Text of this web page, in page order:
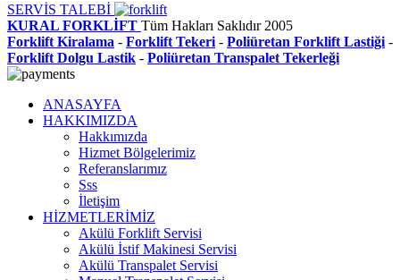
SERVİS TALEBİ
KURAL FORKLİFT Tüm Hakları Saklıdır 2005
Forklift Kiralama - Forklift Tekeri - Poliüretan Forklift Lastiği -
Forklift Dolgu Lastik - Poliüretan Transpalet Tekerleği
ANASAYFA
HAKKIMIZDA
Hakkımızda
Hizmet Bölgelerimiz
Referanslarımız
Sss
İletişim
HİZMETLERİMİZ
Akülü Forklift Servisi
Akülü İstif Makinesi Servisi
Akülü Transpalet Servisi